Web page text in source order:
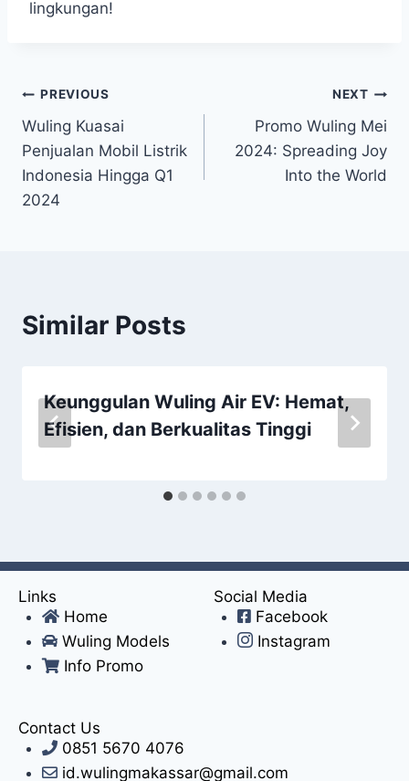
lingkungan!
PREVIOUS
Wuling Kuasai
Penjualan Mobil Listrik
Indonesia Hingga Q1
2024
NEXT
Promo Wuling Mei
2024: Spreading Joy
Into the World
Similar Posts
Keunggulan Wuling Air EV: Hemat,
Efisien, dan Berkualitas Tinggi
Links
Home
Wuling Models
Info Promo
Social Media
Facebook
Instagram
Contact Us
0851 5670 4076
id.wulingmakassar@gmail.com